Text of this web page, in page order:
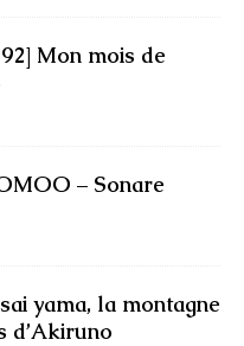
Mon mois de
– Sonare
yama, la montagne
d’Akiruno